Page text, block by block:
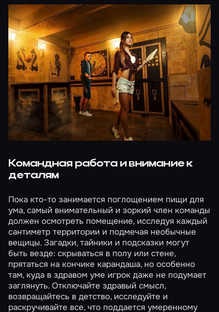
Командная работа и внимание к
деталям
Пока кто-то занимается поглощением пищи для
ума, самый внимательный и зоркий член команды
должен осмотреть помещение, исследуя каждый
сантиметр территории и подмечая необычные
вещицы. Загадки, тайники и подсказки могут
быть везде: скрываться в полу или стене,
прятаться на кончике карандаша, но особенно
там, куда в здравом уме игрок даже не подумает
заглянуть. Отключайте здравый смысл,
возвращайтесь в детство, исследуйте и
раскручивайте все, что поддается умеренному